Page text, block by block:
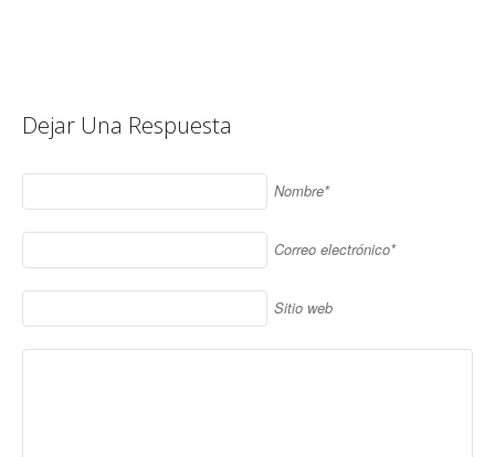
Dejar Una Respuesta
Nombre*
Correo electrónico*
Sitio web